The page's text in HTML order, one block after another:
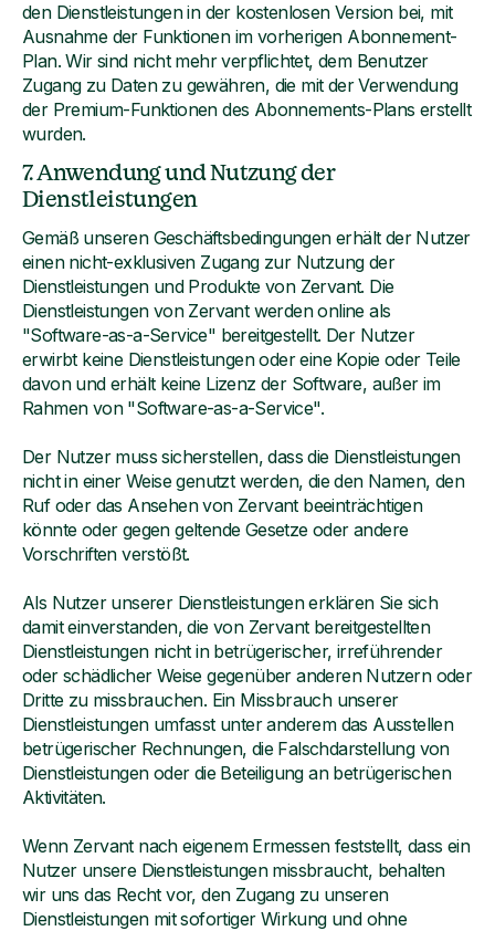
den Dienstleistungen in der kostenlosen Version bei, mit
Ausnahme der Funktionen im vorherigen Abonnement-
Plan. Wir sind nicht mehr verpflichtet, dem Benutzer
Zugang zu Daten zu gewähren, die mit der Verwendung
der Premium-Funktionen des Abonnements-Plans erstellt
wurden.
7. Anwendung und Nutzung der
Dienstleistungen
Gemäß unseren Geschäftsbedingungen erhält der Nutzer
einen nicht-exklusiven Zugang zur Nutzung der
Dienstleistungen und Produkte von Zervant. Die
Dienstleistungen von Zervant werden online als
"Software-as-a-Service" bereitgestellt. Der Nutzer
erwirbt keine Dienstleistungen oder eine Kopie oder Teile
davon und erhält keine Lizenz der Software, außer im
Rahmen von "Software-as-a-Service".
Der Nutzer muss sicherstellen, dass die Dienstleistungen
nicht in einer Weise genutzt werden, die den Namen, den
Ruf oder das Ansehen von Zervant beeinträchtigen
könnte oder gegen geltende Gesetze oder andere
Vorschriften verstößt.
Als Nutzer unserer Dienstleistungen erklären Sie sich
damit einverstanden, die von Zervant bereitgestellten
Dienstleistungen nicht in betrügerischer, irreführender
oder schädlicher Weise gegenüber anderen Nutzern oder
Dritte zu missbrauchen. Ein Missbrauch unserer
Dienstleistungen umfasst unter anderem das Ausstellen
betrügerischer Rechnungen, die Falschdarstellung von
Dienstleistungen oder die Beteiligung an betrügerischen
Aktivitäten.
Wenn Zervant nach eigenem Ermessen feststellt, dass ein
Nutzer unsere Dienstleistungen missbraucht, behalten
wir uns das Recht vor, den Zugang zu unseren
Dienstleistungen mit sofortiger Wirkung und ohne